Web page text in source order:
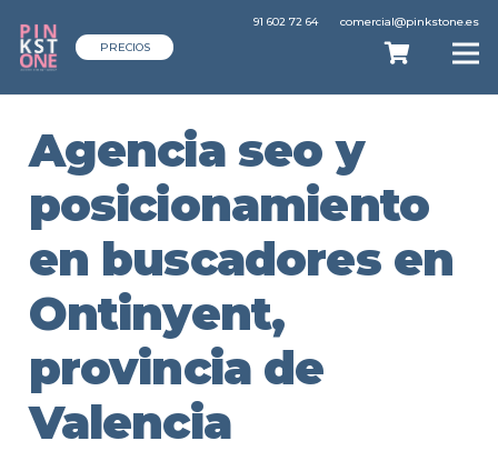
PRECIOS
91 602 72 64 comercial@pinkstone.es
Agencia seo y
posicionamiento
en buscadores en
Ontinyent,
provincia de
Valencia